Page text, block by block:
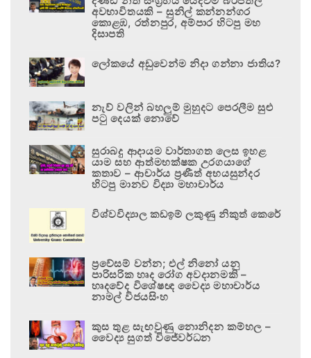
අවභාවිතයකි – සුනිල් කන්නන්ගර
කොළඹ, රත්නපුර, අම්පාර හිටපු මහ
දිසාපති
ලෝකයේ අඩුවෙන්ම නිදා ගන්නා ජාතිය?
නැව් වලින් බහලුම් මුහුදට පෙරලීම සුළු
පටු දෙයක් නොවේ
සුරාබදු ආදායම වාර්තාගත ලෙස ඉහළ
යාම සහ ආත්මභක්ෂක උරගයාගේ
කතාව – ආචාර්ය ප්‍රණීත් අභයසුන්දර
හිටපු මානව විද්‍යා මහාචාර්ය
විශ්වවිද්‍යාල කඩඉම් ලකුණු නිකුත් කෙරේ
ප්‍රවේසම් වන්න; එල් නිනෝ යනු
පාරිසරික හෘද රෝග අවදානමකි –
හෘදවේද විශේෂඥ වෛද්‍ය මහාචාර්ය
නාමල් විජයසිංහ
කුස තුළ සැඟවුණු නොනිදන කම්හල –
වෛද්‍ය සුගත් විජේවර්ධන